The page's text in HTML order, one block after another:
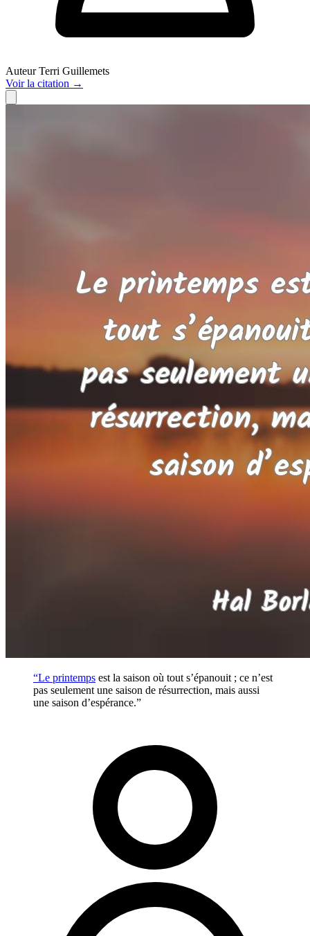
Auteur Terri Guillemets
Voirla citation →
“Le printemps est la saison où tout s’épanouit ; ce n’est
pas seulement une saison de résurrection, mais aussi
une saison d’espérance.”